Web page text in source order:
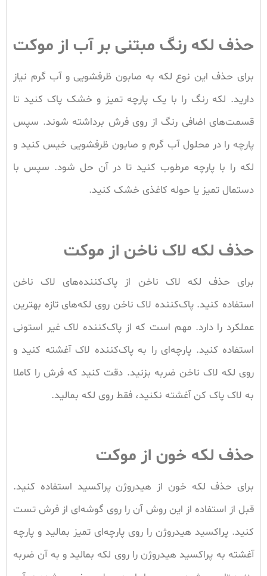
حذف لکه رنگ مبتنی بر آب از موکت
برای حذف این نوع لکه به صابون ظرفشویی و آب گرم نیاز
دارید. لکه رنگ را با یک پارچه تمیز و خشک پاک کنید تا
قسمت‌های اضافی رنگ از روی فرش برداشته شوند. سپس
پارچه را در محلول آب گرم و صابون ظرفشویی خیس کنید و
لکه را با پارچه مرطوب کنید تا در آن حل شود. سپس با
دستمال تمیز یا حوله کاغذی خشک کنید.
حذف لکه لاک ناخن از موکت
برای حذف لکه لاک ناخن از پاک‌کننده‌های لاک ناخن
استفاده کنید. پاک‌کننده لاک ناخن روی لکه‌های تازه بهترین
عملکرد را دارد. مهم است که از پاک‌کننده لاک غیر استونی
استفاده کنید. پارچه‌ای را به پاک‌کننده لاک آغشته کنید و
روی لکه لاک ناخن ضربه بزنید. دقت کنید که فرش را کاملا
به لاک پاک کن آغشته نکنید، فقط روی لکه بمالید.
حذف لکه خون از موکت
برای حذف لکه خون از هیدروژن پراکسید استفاده کنید.
قبل از استفاده از این روش آن را روی گوشه‌ای از فرش تست
کنید. پراکسید هیدروژن را روی پارچه‌ای تمیز بمالید و پارچه
آغشته به پراکسید هیدروژن را روی لکه بمالید و به آن ضربه